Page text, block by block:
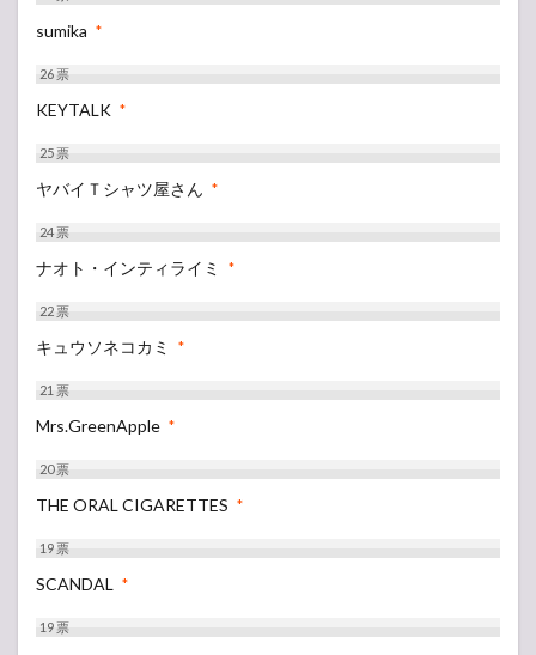
sumika *
26票
KEYTALK *
25票
ヤバイＴシャツ屋さん *
24票
ナオト・インティライミ *
22票
キュウソネコカミ *
21票
Mrs.GreenApple *
20票
THE ORAL CIGARETTES *
19票
SCANDAL *
19票